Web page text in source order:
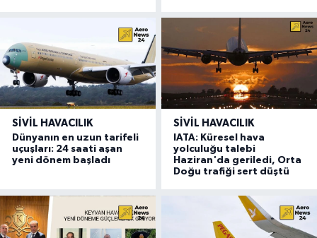
SIVIL HAVACILIK
Dünyanın en uzun tarifeli
uçuşları: 24 saati aşan
yeni dönem başladı
SIVIL HAVACILIK
IATA: Küresel hava
yolculuğu talebi
Haziran'da geriledi, Orta
Doğu trafiği sert düştü